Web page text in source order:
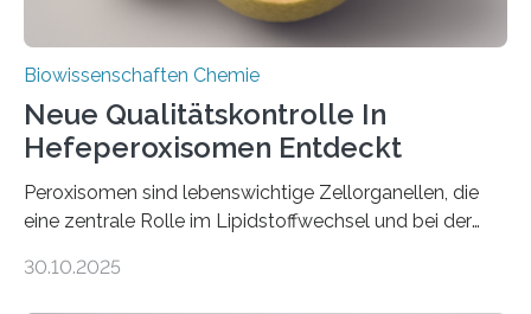
Biowissenschaften Chemie
Neue Qualitätskontrolle In
Hefeperoxisomen Entdeckt
Peroxisomen sind lebenswichtige Zellorganellen, die
eine zentrale Rolle im Lipidstoffwechsel und bei der
erfüllen können, müssen zahlreiche Enzyme präzise in
30.10.2025